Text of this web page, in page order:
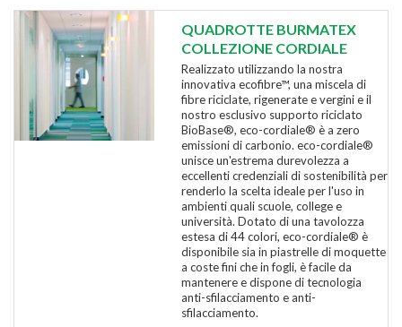
QUADROTTE BURMATEX
COLLEZIONE CORDIALE
Realizzato utilizzando la nostra
innovativa ecofibre™, una miscela di
fibre riciclate, rigenerate e vergini e il
nostro esclusivo supporto riciclato
BioBase®, eco-cordiale® è a zero
emissioni di carbonio. eco-cordiale®
unisce un'estrema durevolezza a
eccellenti credenziali di sostenibilità per
renderlo la scelta ideale per l'uso in
ambienti quali scuole, college e
università. Dotato di una tavolozza
estesa di 44 colori, eco-cordiale® è
disponibile sia in piastrelle di moquette
a coste fini che in fogli, è facile da
mantenere e dispone di tecnologia
anti-sfilacciamento e anti-
sfilacciamento.